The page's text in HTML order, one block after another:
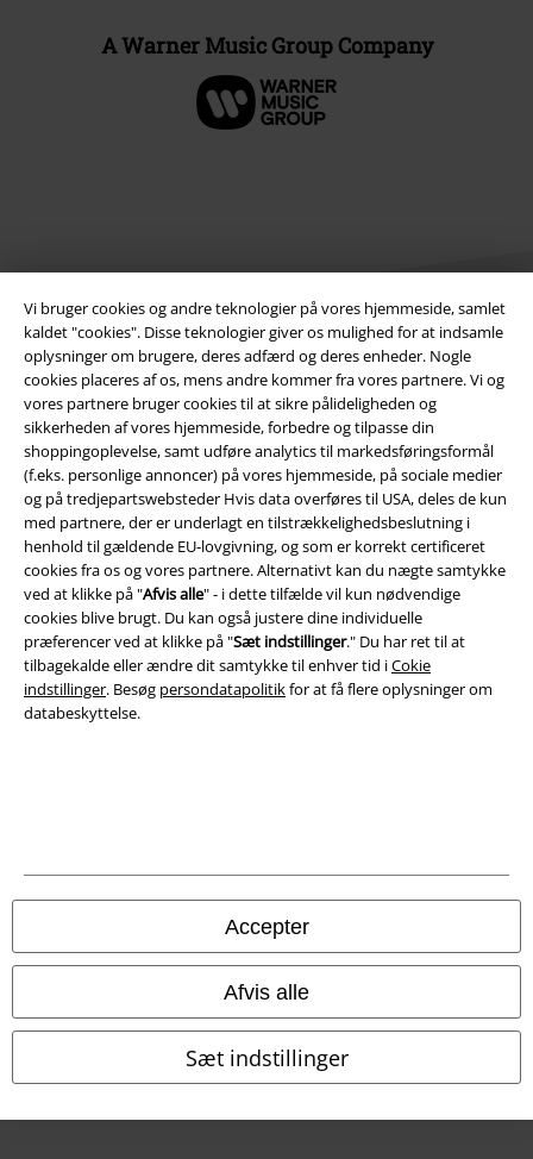
Vi bruger cookies og andre teknologier på vores hjemmeside, samlet
kaldet "cookies". Disse teknologier giver os mulighed for at indsamle
oplysninger om brugere, deres adfærd og deres enheder. Nogle
cookies placeres af os, mens andre kommer fra vores partnere. Vi og
vores partnere bruger cookies til at sikre pålideligheden og
sikkerheden af ​​vores hjemmeside, forbedre og tilpasse din
shoppingoplevelse, samt udføre analytics til markedsføringsformål
(f.eks. personlige annoncer) på vores hjemmeside, på sociale medier
og på tredjepartswebsteder Hvis data overføres til USA, deles de kun
med partnere, der er underlagt en tilstrækkelighedsbeslutning i
henhold til gældende EU-lovgivning, og som er korrekt certificeret
cookies fra os og vores partnere. Alternativt kan du nægte samtykke
ved at klikke på "Afvis alle" - i dette tilfælde vil kun nødvendige
cookies blive brugt. Du kan også justere dine individuelle
præferencer ved at klikke på "Sæt indstillinger." Du har ret til at
tilbagekalde eller ændre dit samtykke til enhver tid iCokie
indstillinger. Besøg persondatapolitikfor at få flere oplysninger om
databeskyttelse.
Accepter
Afvis alle
Sæt indstillinger
A Warner Music Group Company
Juridisk
Salgs-, medlems- & leveringsbetingelser
Om EMP Danmark
Persondatapolitik
Bortskaffelse af affald og miljøbeskyttelse
Overensstemmelseserklæring
Oplysninger om tilgængelighed